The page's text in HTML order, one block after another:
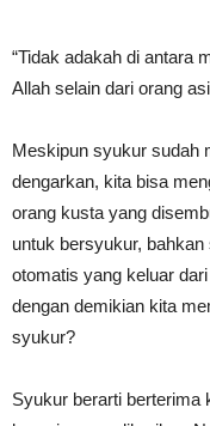
“Tidak adakah di antara
Allah selain dari orang
Meskipun syukur sudah
dengarkan, kita bisa
orang kusta yang
untuk bersyukur,
otomatis yang keluar
dengan demikian kita
syukur?
Syukur berarti berterima